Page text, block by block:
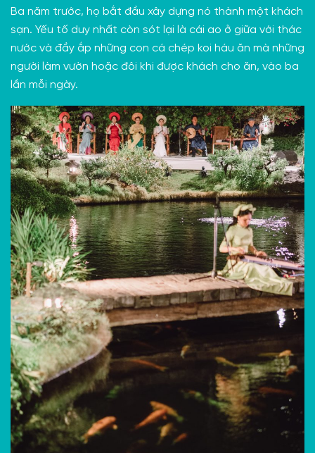
Ba năm trước, họ bắt đầu xây dựng nó thành một khách
sạn. Yếu tố duy nhất còn sót lại là cái ao ở giữa với thác
nước và đầy ắp những con cá chép koi háu ăn mà những
người làm vườn hoặc đôi khi được khách cho ăn, vào ba
lần mỗi ngày.